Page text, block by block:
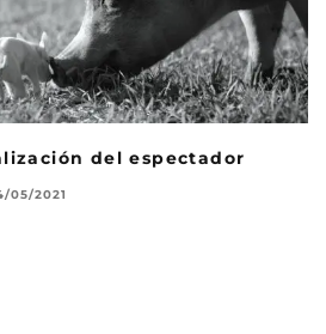
del espectador
05/2021